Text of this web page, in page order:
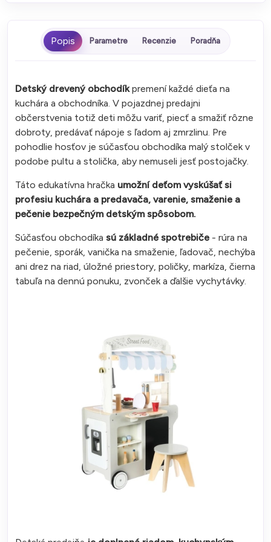
Parametre Recenzie Poradňa
Detský drevený obchodíkpremení každé dieťa na
kuchára a obchodníka. V pojazdnej predajni
občerstvenia totiž deti môžu variť, piecť a smažiť rôzne
dobroty, predávať nápoje s ľadom aj zmrzlinu. Pre
pohodlie hosťov je súčasťou obchodíka malý stolček v
podobe pultu a stolička, aby nemuseli jesť postojačky.
Táto edukatívna hračka umožní deťom vyskúšať si
profesiu kuchára a predavača, varenie, smaženie a
pečenie bezpečným detským spôsobom.
Súčasťou obchodíka sú základné spotrebiče - rúra na
pečenie, sporák, vanička na smaženie, ľadovač, nechýba
ani drez na riad, úložné priestory, poličky, markíza, čierna
tabuľa na dennú ponuku, zvonček a ďalšie vychytávky.